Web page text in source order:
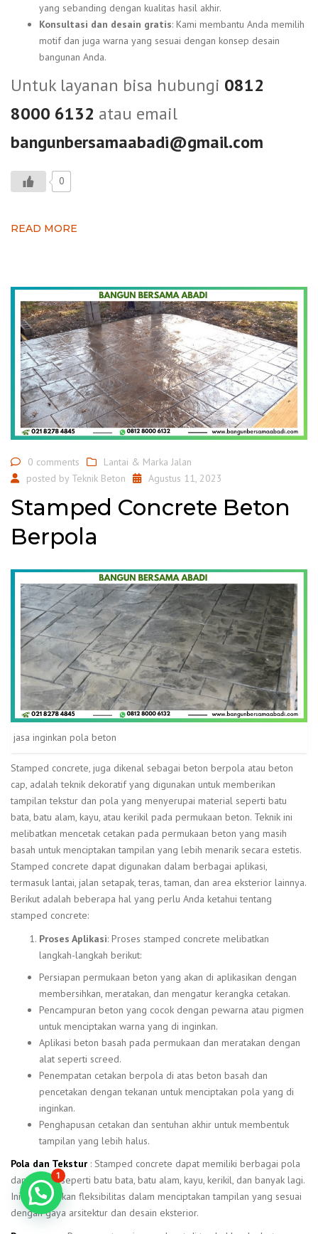
yang sebanding dengan kualitas hasil akhir.
Konsultasi dan desain gratis: Kami membantu Anda memilih
motif dan juga warna yang sesuai dengan konsep desain
bangunan Anda.
Untuk layanan bisa hubungi 0812
8000 6132 atau email
bangunbersamaabadi@gmail.com
0
READ MORE
0 comments
Lantai & Marka Jalan
posted by Teknik Beton Agustus 11, 2023
Stamped Concrete Beton
Berpola
jasa inginkan pola beton
Stamped concrete, juga dikenal sebagai beton berpola atau beton
cap, adalah teknik dekoratif yang digunakan untuk memberikan
tampilan tekstur dan pola yang menyerupai material seperti batu
bata, batu alam, kayu, atau kerikil pada permukaan beton. Teknik ini
melibatkan mencetak cetakan pada permukaan beton yang masih
basah untuk menciptakan tampilan yang lebih menarik secara estetis.
Stamped concrete dapat digunakan dalam berbagai aplikasi,
termasuk lantai, jalan setapak, teras, taman, dan area eksterior lainnya.
Berikut adalah beberapa hal yang perlu Anda ketahui tentang
stamped concrete:
Proses Aplikasi: Proses stamped concrete melibatkan
langkah-langkah berikut:
Persiapan permukaan beton yang akan di aplikasikan dengan
membersihkan, meratakan, dan mengatur kerangka cetakan.
Pencampuran beton yang cocok dengan pewarna atau pigmen
untuk menciptakan warna yang di inginkan.
Aplikasi beton basah pada permukaan dan meratakan dengan
alat seperti screed.
Penempatan cetakan berpola di atas beton basah dan
pencetakan dengan tekanan untuk menciptakan pola yang di
inginkan.
Penghapusan cetakan dan sentuhan akhir untuk membentuk
tampilan yang lebih halus.
Pola dan Tekstur : Stamped concrete dapat memiliki berbagai pola
dan tekstur, seperti batu bata, batu alam, kayu, kerikil, dan banyak lagi.
Ini memberikan fleksibilitas dalam menciptakan tampilan yang sesuai
dengan gaya arsitektur dan desain eksterior.
1
Konsultasi GRATIS!